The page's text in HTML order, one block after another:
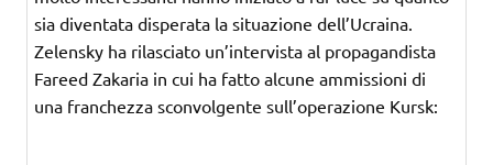
sia diventata disperata la situazione dell’Ucraina.
Zelensky ha rilasciato un’intervista al propagandista
Fareed Zakaria in cui ha fatto alcune ammissioni di
una franchezza sconvolgente sull’operazione Kursk: